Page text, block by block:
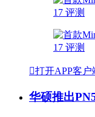
打开APP客户
华硕推出